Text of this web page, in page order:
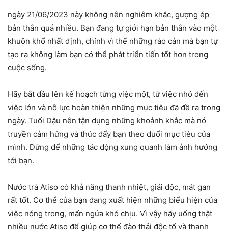
ngày 21/06/2023 này không nên nghiêm khắc, gượng ép
bản thân quá nhiều. Bạn đang tự giới hạn bản thân vào một
khuôn khổ nhất định, chính vì thế những rào cản mà bạn tự
tạo ra không làm bạn có thể phát triển tiến tốt hơn trong
cuộc sống.
Hãy bắt đầu lên kế hoạch từng việc một, từ việc nhỏ đến
việc lớn và nỗ lực hoàn thiện những mục tiêu đã đề ra trong
ngày. Tuổi Dậu nên tận dụng những khoảnh khắc mà nó
truyền cảm hứng và thúc đẩy bạn theo đuổi mục tiêu của
mình. Đừng để những tác động xung quanh làm ảnh hưởng
tới bạn.
Nước trà Atiso có khả năng thanh nhiệt, giải độc, mát gan
rất tốt. Cơ thể của bạn đang xuất hiện những biểu hiện của
việc nóng trong, mẩn ngứa khó chịu. Vì vậy hãy uống thật
nhiều nước Atiso để giúp cơ thể đào thải độc tố và thanh